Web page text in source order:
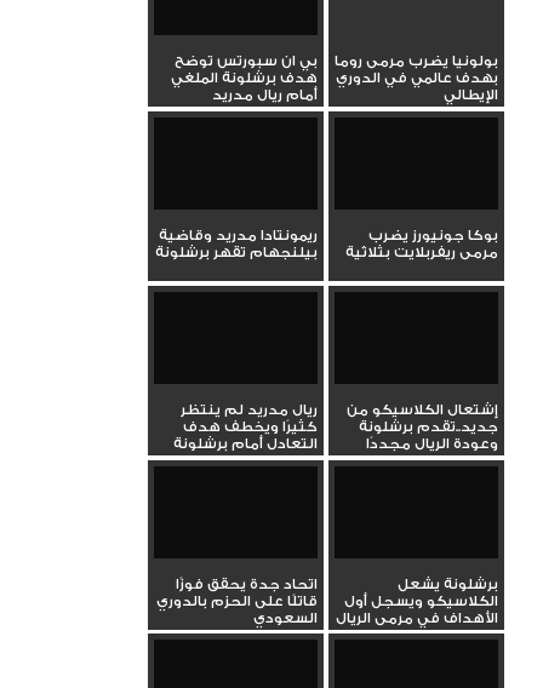
بولونيا يضرب مرمى روما
بهدف عالمي في الدوري
الإيطالي
بي ان سبورتس توضح
هدف برشلونة الملغي
أمام ريال مدريد
بوكا جونيورز يضرب
مرمى ريفربلايت بثلاثية
ريمونتادا مدريد وقاضية
بيلنجهام تقهر برشلونة
إشتعال الكلاسيكو من
جديد..تقدم برشلونة
وعودة الريال مجددًا
ريال مدريد لم ينتظر
كثيرًا ويخطف هدف
التعادل أمام برشلونة
برشلونة يشعل
الكلاسيكو ويسجل أول
الأهداف في مرمى الريال
اتحاد جدة يحقق فوزًا
قاتلًا على الحزم بالدوري
السعودي